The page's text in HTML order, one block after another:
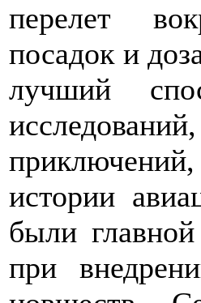
перелет
посадок и
лучший
истории
были
при